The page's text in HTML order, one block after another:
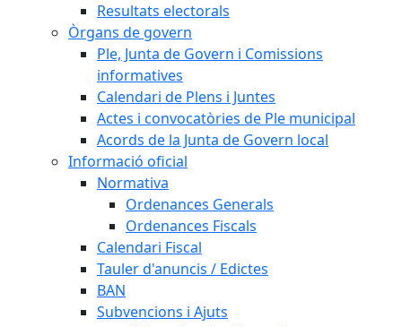
Resultats electorals
Òrgans de govern
Ple, Junta de Govern i Comissions
informatives
Calendari de Plens i Juntes
Actes i convocatòries de Ple municipal
Acords de la Junta de Govern local
Informació oficial
Normativa
Ordenances Generals
Ordenances Fiscals
Calendari Fiscal
Tauler d'anuncis / Edictes
BAN
Subvencions i Ajuts